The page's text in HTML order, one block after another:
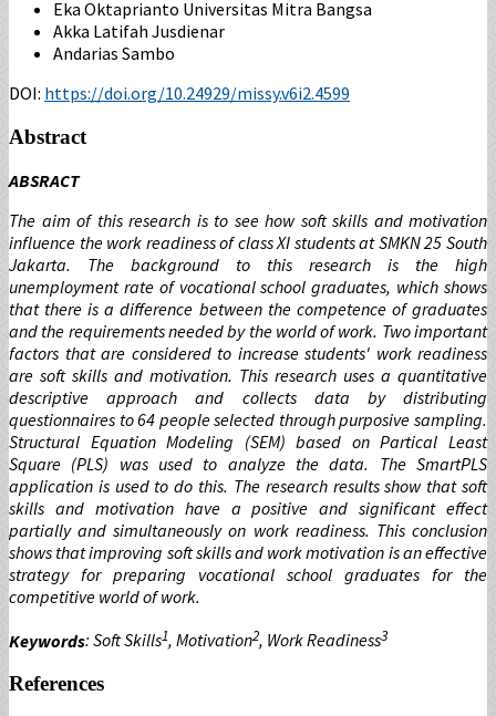
Eka Oktaprianto Universitas Mitra Bangsa
Akka Latifah Jusdienar
Andarias Sambo
DOI: https://doi.org/10.24929/missy.v6i2.4599
Abstract
ABSRACT
The aim of this research is to see how soft skills and motivation
influence the work readiness of class XI students at SMKN 25 South
Jakarta. The background to this research is the high
unemployment rate of vocational school graduates, which shows
that there is a difference between the competence of graduates
and the requirements needed by the world of work. Two important
factors that are considered to increase students' work readiness
are soft skills and motivation. This research uses a quantitative
descriptive approach and collects data by distributing
questionnaires to 64 people selected through purposive sampling.
Structural Equation Modeling (SEM) based on Partical Least
Square (PLS) was used to analyze the data. The SmartPLS
application is used to do this. The research results show that soft
skills and motivation have a positive and significant effect
partially and simultaneously on work readiness. This conclusion
shows that improving soft skills and work motivation is an effective
strategy for preparing vocational school graduates for the
competitive world of work.
Keywords: Soft Skills1, Motivation2, Work Readiness3
References